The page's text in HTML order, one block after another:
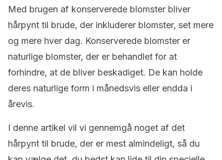
Med brugen af konserverede blomster bliver
hårpynt til brude, der inkluderer blomster, set mere
og mere hver dag. Konserverede blomster er
naturlige blomster, der er behandlet for at
forhindre, at de bliver beskadiget. De kan holde
deres naturlige form i månedsvis eller endda i
årevis.
I denne artikel vil vi gennemgå noget af det
hårpynt til brude, der er mest almindeligt, så du